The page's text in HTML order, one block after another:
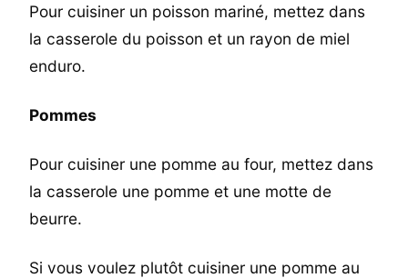
Pour cuisiner un poisson mariné, mettez dans
la casserole du poisson et un rayon de miel
enduro.
Pommes
Pour cuisiner une pomme au four, mettez dans
la casserole une pomme et une motte de
beurre.
Si vous voulez plutôt cuisiner une pomme au